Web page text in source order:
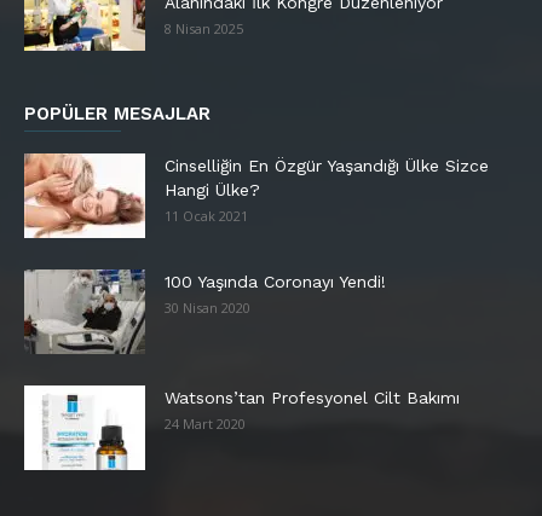
8 Nisan 2025
POPÜLER MESAJLAR
Cinselliğin En Özgür Yaşandığı Ülke Sizce
Hangi Ülke?
11 Ocak 2021
100 Yaşında Coronayı Yendi!
30 Nisan 2020
Watsons’tan Profesyonel Cilt Bakımı
24 Mart 2020